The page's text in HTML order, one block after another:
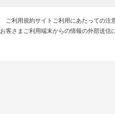
ご利用規約サイトご利用にあたっての注
お客さまご利用端末からの情報の外部送信